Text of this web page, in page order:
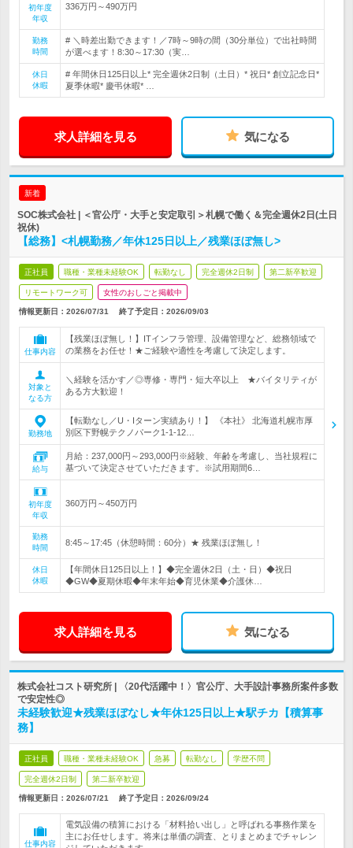
初年度
年収
336万円～490万円
勤務
時間
# ＼時差出勤できます！／7時～9時の間（30分単位）で出社時間
が選べます！8:30～17:30（実…
休日
休暇
# 年間休日125日以上* 完全週休2日制（土日）* 祝日* 創立記念日*
夏季休暇* 慶弔休暇* …
求人詳細を見る 気になる
新着
SOC株式会社 | ＜官公庁・大手と安定取引＞札幌で働く＆完全週休2日(土日
祝休)
【総務】<札幌勤務／年休125日以上／残業ほぼ無し>
正社員 職種・業種未経験OK 転勤なし 完全週休2日制 第二新卒歓迎
リモートワーク可 女性のおしごと掲載中
情報更新日：2026/07/31 終了予定日： 2026/09/03
仕事内容
【残業ほぼ無し！】ITインフラ管理、設備管理など、総務領域で
の業務をお任せ！★ご経験や適性を考慮して決定します。
対象と
なる方
＼経験を活かす／◎専修・専門・短大卒以上 ★バイタリティが
ある方大歓迎！
勤務地
【転勤なし／U・Iターン実績あり！】 《本社》 北海道札幌市厚
別区下野幌テクノパーク1-1-12…
給与
月給：237,000円～293,000円※経験、年齢を考慮し、当社規程に
基づいて決定させていただきます。※試用期間6…
初年度
年収
360万円～450万円
勤務
時間
8:45～17:45（休憩時間：60分）★ 残業ほぼ無し！
休日
休暇
【年間休日125日以上！】◆完全週休2日（土・日）◆祝日
◆GW◆夏期休暇◆年末年始◆育児休業◆介護休…
求人詳細を見る 気になる
株式会社コスト研究所 | 〈20代活躍中！〉官公庁、大手設計事務所案件多数
で安定性◎
未経験歓迎★残業ほぼなし★年休125日以上★駅チカ【積算事
務】
正社員 職種・業種未経験OK 急募 転勤なし 学歴不問
完全週休2日制 第二新卒歓迎
情報更新日：2026/07/21 終了予定日： 2026/09/24
仕事内容
電気設備の積算における「材料拾い出し」と呼ばれる事務作業を
主にお任せします。将来は単価の調査、とりまとめまでチャレン